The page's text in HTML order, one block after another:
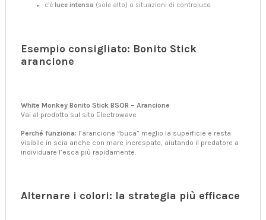
c’è luce intensa (sole alto) o situazioni di controluce.
Esempio consigliato: Bonito Stick
arancione
White Monkey Bonito Stick BSOR – Arancione
Vai al prodotto sul sito Electrowave
Perché funziona: l’arancione “buca” meglio la superficie e resta
visibile in scia anche con mare increspato, aiutando il predatore a
individuare l’esca più rapidamente.
Alternare i colori: la strategia più efficace